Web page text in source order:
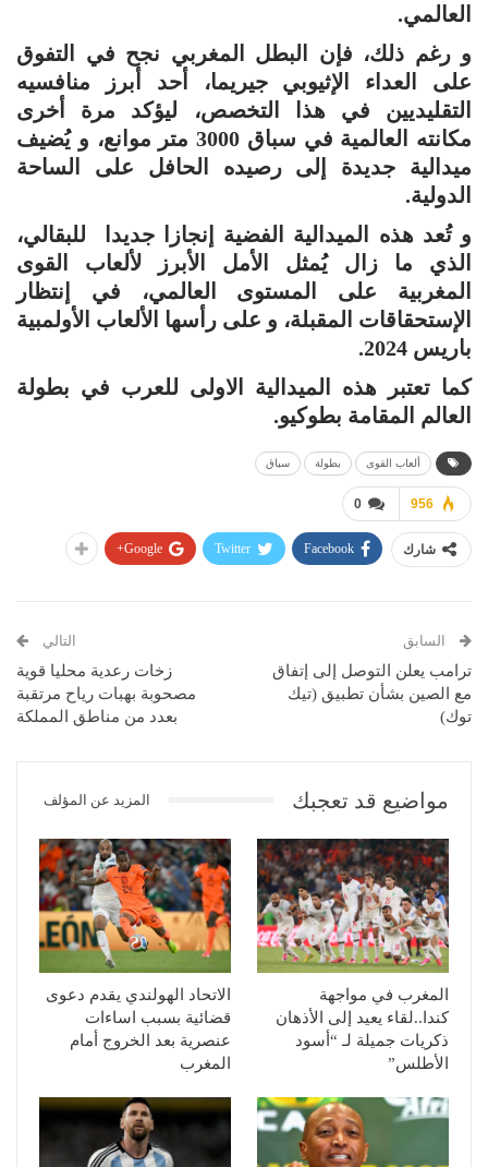
العالمي.
و رغم ذلك، فإن البطل المغربي نجح في التفوق
على العداء الإثيوبي جيريما، أحد أبرز منافسيه
التقليديين في هذا التخصص، ليؤكد مرة أخرى
مكانته العالمية في سباق 3000 متر موانع، و يُضيف
ميدالية جديدة إلى رصيده الحافل على الساحة
الدولية.
و تُعد هذه الميدالية الفضية إنجازا جديدا للبقالي،
الذي ما زال يُمثل الأمل الأبرز لألعاب القوى
المغربية على المستوى العالمي، في إنتظار
الإستحقاقات المقبلة، و على رأسها الألعاب الأولمبية
باريس 2024.
كما تعتبر هذه الميدالية الاولى للعرب في بطولة
العالم المقامة بطوكيو.
ألعاب القوى بطولة سباق
0 956
شارك Facebook
Twitter
Google+
السابق
ترامب يعلن التوصل إلى إتفاق
مع الصين بشأن تطبيق (تيك
توك)
التالي
زخات رعدية محليا قوية
مصحوبة بهبات رياح مرتقبة
بعدد من مناطق المملكة
مواضيع قد تعجبك المزيد عن المؤلف
المغرب في مواجهة
كندا..لقاء يعيد إلى الأذهان
ذكريات جميلة لـ “أسود
الأطلس”
الاتحاد الهولندي يقدم دعوى
قضائية بسبب اساءات
عنصرية بعد الخروج أمام
المغرب